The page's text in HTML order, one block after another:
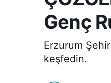
Genç
Erzurum
keşfedin.